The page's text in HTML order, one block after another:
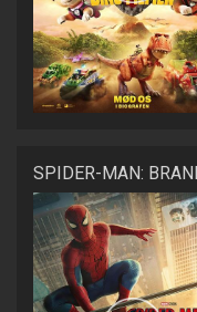
SPIDER-MAN: